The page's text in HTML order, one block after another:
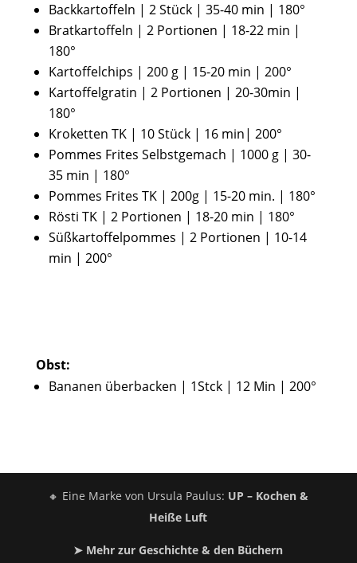
Backkartoffeln | 2 Stück | 35-40 min | 180°
Bratkartoffeln | 2 Portionen | 18-22 min |
180°
Kartoffelchips | 200 g | 15-20 min | 200°
Kartoffelgratin | 2 Portionen | 20-30min |
180°
Kroketten TK | 10 Stück | 16 min| 200°
Pommes Frites Selbstgemach | 1000 g | 30-
35 min | 180°
Pommes Frites TK | 200g | 15-20 min. | 180°
Rösti TK | 2 Portionen | 18-20 min | 180°
Süßkartoffelpommes | 2 Portionen | 10-14
min | 200°
Obst:
Bananen überbacken | 1Stck | 12 Min | 200°
🔸 Eine Marke von Ursula Paulus: UP – Kochen &
Heiße Luft
➤ Mehr zur Geschichte & den Büchern